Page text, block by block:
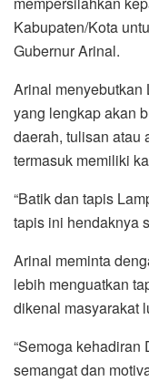
Kabupaten/Kota
Gubernur Arinal.
Arinal menyebutkan
yang lengkap akan
daerah, tulisan atau
termasuk memiliki
“Batik dan tapis
tapis ini hendaknya
Arinal meminta
lebih menguatkan
dikenal masyarakat
“Semoga kehadiran
semangat dan